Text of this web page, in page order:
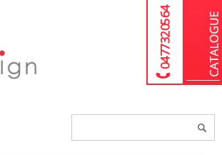
04 77 32 05 64